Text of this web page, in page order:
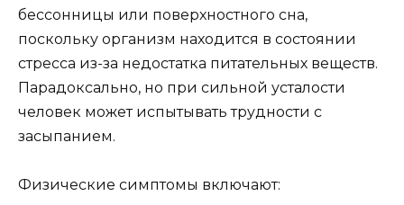
бессонницы или поверхностного сна,
поскольку организм находится в состоянии
стресса из-за недостатка питательных веществ.
Парадоксально, но при сильной усталости
человек может испытывать трудности с
засыпанием.
Физические симптомы включают: